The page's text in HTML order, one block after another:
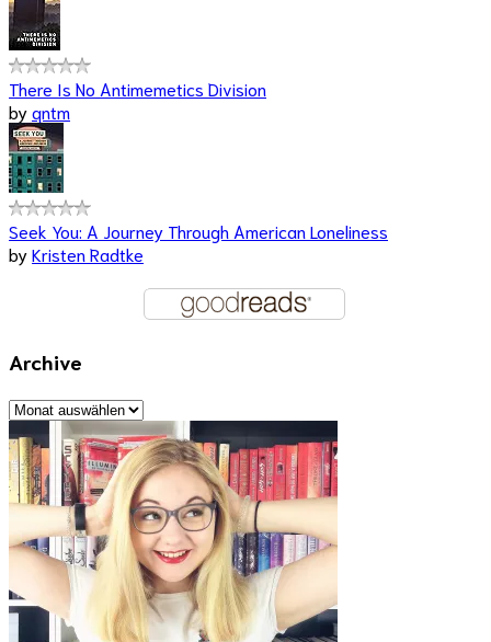
There Is No Antimemetics Division
byqntm
Seek You: A Journey Through American Loneliness
byKristen Radtke
Archive
Archive